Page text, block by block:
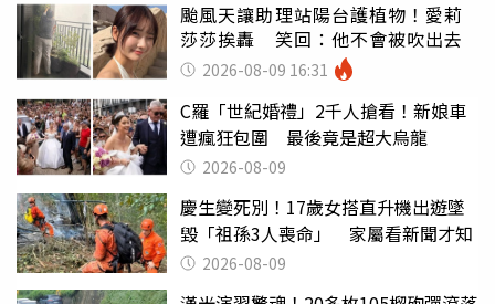
颱風天讓助理站陽台護植物！愛莉
莎莎挨轟 笑回：他不會被吹出去
2026-08-09 16:31
C羅「世紀婚禮」2千人搶看！新娘車
遭瘋狂包圍 最後竟是超大烏龍
2026-08-09
慶生變死別！17歲女搭直升機出遊墜
毀「祖孫3人喪命」 家屬看新聞才知
2026-08-09